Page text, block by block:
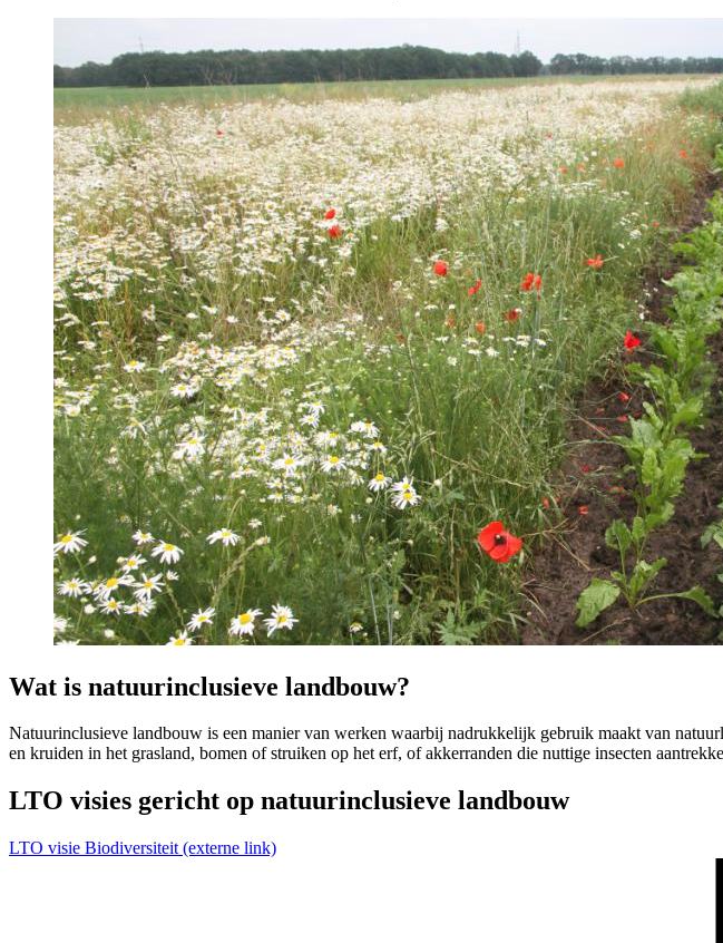
Wat is natuurinclusieve landbouw?
Natuurinclusieve landbouw is een manier van werken waarbij nadrukkelijk gebruik maakt van
en kruiden in het grasland, bomen of struiken op het erf, of akkerranden die nuttige insecten
LTO visies gericht op natuurinclusieve landbouw
LTO visie Biodiversiteit (externe link)